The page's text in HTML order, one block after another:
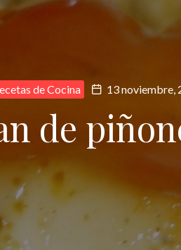
de Cocina 13 noviembre,
de